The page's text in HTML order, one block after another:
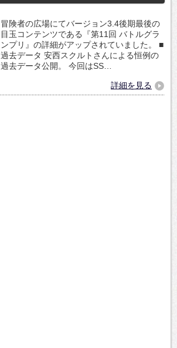
冒険者の広場にてバージョン3.4後期最後の
目玉コンテンツである『第11回 バトルグラ
ンプリ』の詳細がアップされていました。 ■
過去データ 安西スクルトさんによる恒例の
過去データ公開。 今回はSS…
詳細を見る